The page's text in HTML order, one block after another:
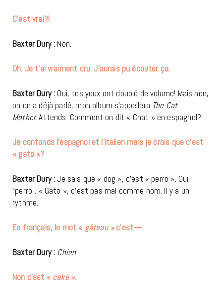
C’est vrai?!
Baxter Dury : Non.
Oh. Je t’ai vraiment cru. J’aurais pu écouter ça.
Baxter Dury : Oui, tes yeux ont doublé de volume! Mais non,
on en a déjà parlé, mon album s’appellera The Cat
Mother.Attends. Comment on dit « Chat » en espagnol?
Je confonds l’espagnol et l’italien mais je crois que c’est
« gato »?
Baxter Dury : Je sais que « dog », c’est « perro ». Oui,
“perro”. « Gato », c’est pas mal comme nom. Il y a un
rythme.
En français, le mot « gâteau »c’est—
Baxter Dury : Chien.
Non c’est « cake ».